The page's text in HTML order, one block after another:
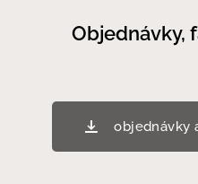
Objednávky,
objednávky